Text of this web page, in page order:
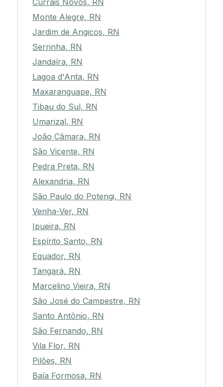
Currais Novos, RN
Monte Alegre, RN
Jardim de Angicos, RN
Serrinha, RN
Jandaíra, RN
Lagoa d'Anta, RN
Maxaranguape, RN
Tibau do Sul, RN
Umarizal, RN
João Câmara, RN
São Vicente, RN
Pedra Preta, RN
Alexandria, RN
São Paulo do Potengi, RN
Venha-Ver, RN
Ipueira, RN
Espírito Santo, RN
Equador, RN
Tangará, RN
Marcelino Vieira, RN
São José do Campestre, RN
Santo Antônio, RN
São Fernando, RN
Vila Flor, RN
Pilões, RN
Baía Formosa, RN